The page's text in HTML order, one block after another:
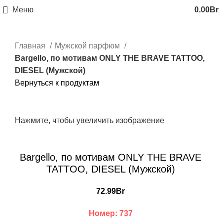
Меню 0.00Br
Главная
Мужской парфюм
Bargello, по мотивам ONLY THE BRAVE TATTOO,
DIESEL (Мужской)
Вернуться к продуктам
Нажмите, чтобы увеличить изображение
Bargello, по мотивам ONLY THE BRAVE
TATTOO, DIESEL (Мужской)
72.99Br
Номер: 737